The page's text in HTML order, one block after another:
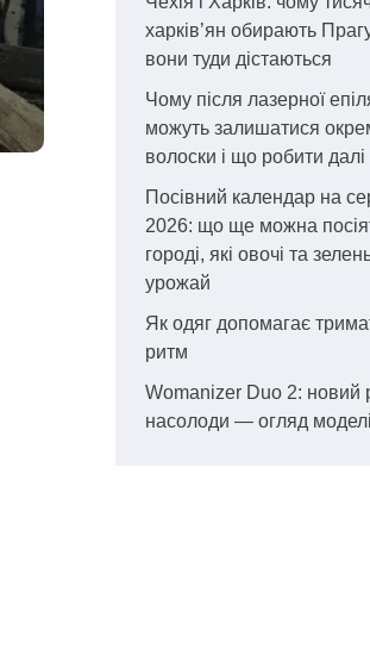
харків’ян обирають
вони туди дістаються
Чому після лазерної
можуть залишатися
волоски і що робити далі
Посівний календар на
2026: що ще можна
городі, які овочі та
урожай
Як одяг допомагає
ритм
Womanizer Duo 2: новий
насолоди — огляд моделі